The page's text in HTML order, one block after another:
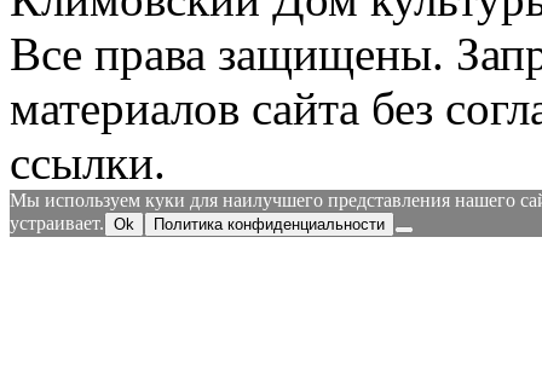
Все права защищены.
материалов сайта без
ссылки.
Мы используем куки для наилучшего представления нашего
устраивает. Ok Политика конфиденциальности